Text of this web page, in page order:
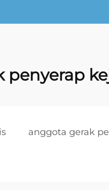
penyerap
anggota gerak